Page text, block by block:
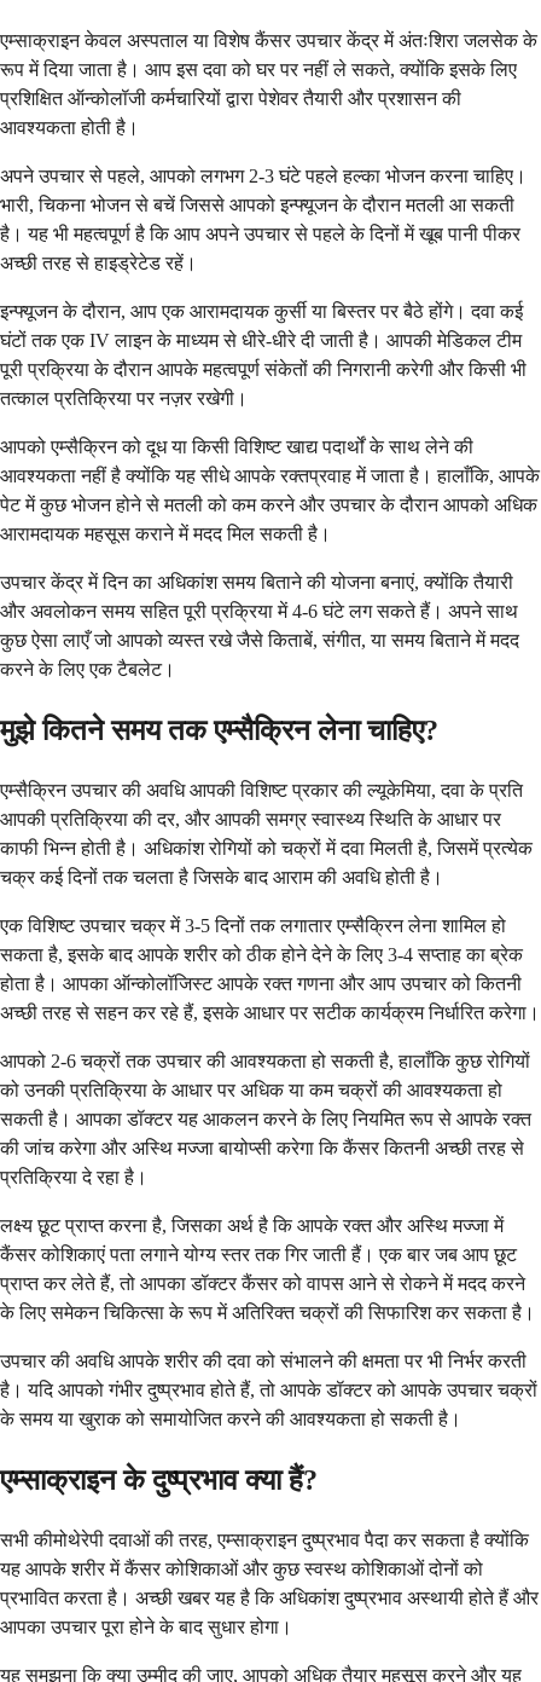
एम्साक्राइन केवल अस्पताल या विशेष कैंसर उपचार केंद्र में अंतःशिरा जलसेक के
रूप में दिया जाता है। आप इस दवा को घर पर नहीं ले सकते, क्योंकि इसके लिए
प्रशिक्षित ऑन्कोलॉजी कर्मचारियों द्वारा पेशेवर तैयारी और प्रशासन की
आवश्यकता होती है।
अपने उपचार से पहले, आपको लगभग 2-3 घंटे पहले हल्का भोजन करना चाहिए।
भारी, चिकना भोजन से बचें जिससे आपको इन्फ्यूजन के दौरान मतली आ सकती
है। यह भी महत्वपूर्ण है कि आप अपने उपचार से पहले के दिनों में खूब पानी पीकर
अच्छी तरह से हाइड्रेटेड रहें।
इन्फ्यूजन के दौरान, आप एक आरामदायक कुर्सी या बिस्तर पर बैठे होंगे। दवा कई
घंटों तक एक IV लाइन के माध्यम से धीरे-धीरे दी जाती है। आपकी मेडिकल टीम
पूरी प्रक्रिया के दौरान आपके महत्वपूर्ण संकेतों की निगरानी करेगी और किसी भी
तत्काल प्रतिक्रिया पर नज़र रखेगी।
आपको एम्सैक्रिन को दूध या किसी विशिष्ट खाद्य पदार्थों के साथ लेने की
आवश्यकता नहीं है क्योंकि यह सीधे आपके रक्तप्रवाह में जाता है। हालाँकि, आपके
पेट में कुछ भोजन होने से मतली को कम करने और उपचार के दौरान आपको अधिक
आरामदायक महसूस कराने में मदद मिल सकती है।
उपचार केंद्र में दिन का अधिकांश समय बिताने की योजना बनाएं, क्योंकि तैयारी
और अवलोकन समय सहित पूरी प्रक्रिया में 4-6 घंटे लग सकते हैं। अपने साथ
कुछ ऐसा लाएँ जो आपको व्यस्त रखे जैसे किताबें, संगीत, या समय बिताने में मदद
करने के लिए एक टैबलेट।
मुझे कितने समय तक एम्सैक्रिन लेना चाहिए?
एम्सैक्रिन उपचार की अवधि आपकी विशिष्ट प्रकार की ल्यूकेमिया, दवा के प्रति
आपकी प्रतिक्रिया की दर, और आपकी समग्र स्वास्थ्य स्थिति के आधार पर
काफी भिन्न होती है। अधिकांश रोगियों को चक्रों में दवा मिलती है, जिसमें प्रत्येक
चक्र कई दिनों तक चलता है जिसके बाद आराम की अवधि होती है।
एक विशिष्ट उपचार चक्र में 3-5 दिनों तक लगातार एम्सैक्रिन लेना शामिल हो
सकता है, इसके बाद आपके शरीर को ठीक होने देने के लिए 3-4 सप्ताह का ब्रेक
होता है। आपका ऑन्कोलॉजिस्ट आपके रक्त गणना और आप उपचार को कितनी
अच्छी तरह से सहन कर रहे हैं, इसके आधार पर सटीक कार्यक्रम निर्धारित करेगा।
आपको 2-6 चक्रों तक उपचार की आवश्यकता हो सकती है, हालाँकि कुछ रोगियों
को उनकी प्रतिक्रिया के आधार पर अधिक या कम चक्रों की आवश्यकता हो
सकती है। आपका डॉक्टर यह आकलन करने के लिए नियमित रूप से आपके रक्त
की जांच करेगा और अस्थि मज्जा बायोप्सी करेगा कि कैंसर कितनी अच्छी तरह से
प्रतिक्रिया दे रहा है।
लक्ष्य छूट प्राप्त करना है, जिसका अर्थ है कि आपके रक्त और अस्थि मज्जा में
कैंसर कोशिकाएं पता लगाने योग्य स्तर तक गिर जाती हैं। एक बार जब आप छूट
प्राप्त कर लेते हैं, तो आपका डॉक्टर कैंसर को वापस आने से रोकने में मदद करने
के लिए समेकन चिकित्सा के रूप में अतिरिक्त चक्रों की सिफारिश कर सकता है।
उपचार की अवधि आपके शरीर की दवा को संभालने की क्षमता पर भी निर्भर करती
है। यदि आपको गंभीर दुष्प्रभाव होते हैं, तो आपके डॉक्टर को आपके उपचार चक्रों
के समय या खुराक को समायोजित करने की आवश्यकता हो सकती है।
एम्साक्राइन के दुष्प्रभाव क्या हैं?
सभी कीमोथेरेपी दवाओं की तरह, एम्साक्राइन दुष्प्रभाव पैदा कर सकता है क्योंकि
यह आपके शरीर में कैंसर कोशिकाओं और कुछ स्वस्थ कोशिकाओं दोनों को
प्रभावित करता है। अच्छी खबर यह है कि अधिकांश दुष्प्रभाव अस्थायी होते हैं और
आपका उपचार पूरा होने के बाद सुधार होगा।
यह समझना कि क्या उम्मीद की जाए, आपको अधिक तैयार महसूस करने और यह